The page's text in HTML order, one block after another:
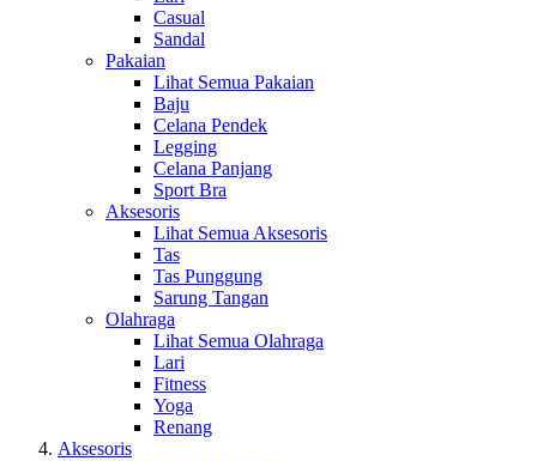
Casual
Sandal
Pakaian
Lihat Semua Pakaian
Baju
Celana Pendek
Legging
Celana Panjang
Sport Bra
Aksesoris
Lihat Semua Aksesoris
Tas
Tas Punggung
Sarung Tangan
Olahraga
Lihat Semua Olahraga
Lari
Fitness
Yoga
Renang
Aksesoris